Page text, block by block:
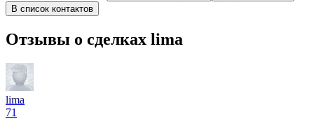
В список контактов
Отзывы о сделках lima
lima
71